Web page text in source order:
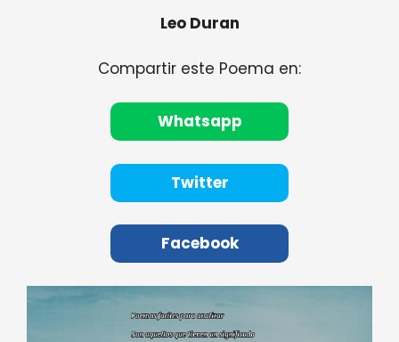
Leo Duran
Compartir este Poema en:
Whatsapp
Twitter
Facebook